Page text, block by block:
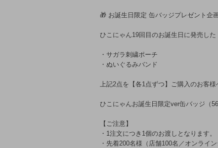
🎁 お誕生日限定 缶バッジプレゼント企
ひこにゃん19回目のお誕生日に発売した
・サガラ刺繍ポーチ
・ぬいぐるみバンド
上記2点を【各1点ずつ】ご購入のお客様
ひこにゃんお誕生日限定ver缶バッジ（
【ご注意】
・1注文につき1個のお渡しとなります。
・先着200名様（店舗100名／オンライン